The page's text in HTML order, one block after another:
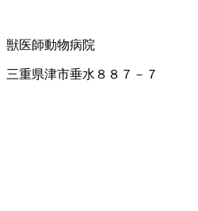
獣医師動物病院
三重県津市垂水８８７－７